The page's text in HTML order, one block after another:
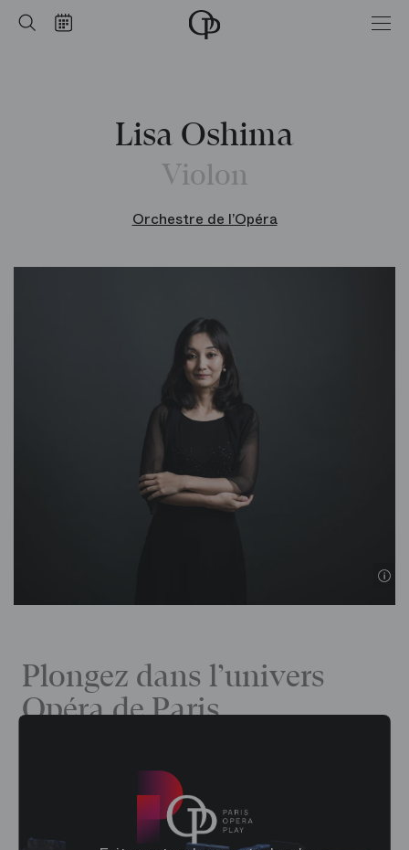
Rechercher
Calendrier Accueil
Lisa Oshima
Violon
Orchestre de l’Opéra
Plongez dans l’univers
Opéra de Paris